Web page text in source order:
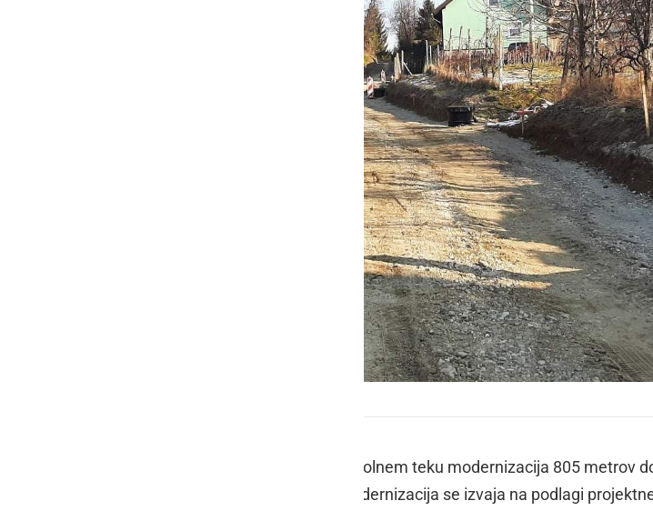
V Moravcih v KS Mala Nedelja je v polnem teku modernizacija 805 metrov
javne poti v zaselku Kešovščak. Modernizacija se izvaja na podlagi